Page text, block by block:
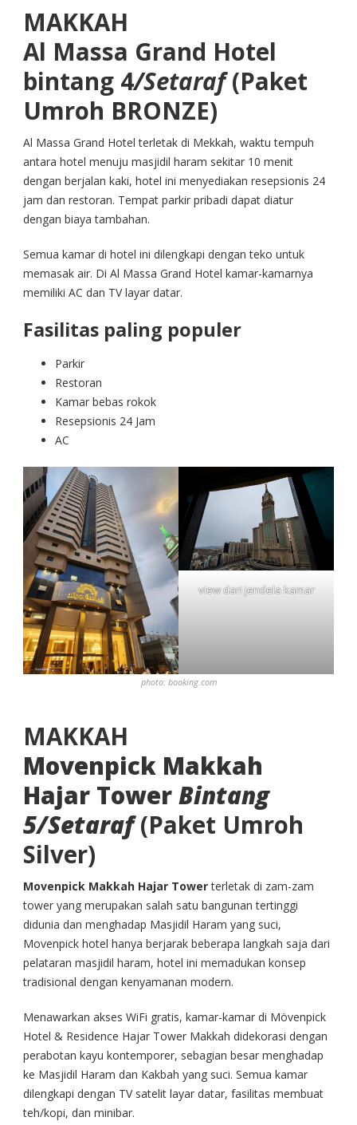
MAKKAH
Al Massa Grand Hotel
bintang 4/Setaraf (Paket
Umroh BRONZE)
Al Massa Grand Hotel terletak di Mekkah, waktu tempuh
antara hotel menuju masjidil haram sekitar 10 menit
dengan berjalan kaki, hotel ini menyediakan resepsionis 24
jam dan restoran. Tempat parkir pribadi dapat diatur
dengan biaya tambahan.
Semua kamar di hotel ini dilengkapi dengan teko untuk
memasak air. Di Al Massa Grand Hotel kamar-kamarnya
memiliki AC dan TV layar datar.
Fasilitas paling populer
Parkir
Restoran
Kamar bebas rokok
Resepsionis 24 Jam
AC
view dari jendela kamar
photo: booking.com
MAKKAH
Movenpick Makkah
Hajar TowerBintang
5/Setaraf (Paket Umroh
Silver)
Movenpick Makkah Hajar Towerterletak di zam-zam
tower yang merupakan salah satu bangunan tertinggi
didunia dan menghadap Masjidil Haram yang suci,
Movenpick hotel hanya berjarak beberapa langkah saja dari
pelataran masjidil haram, hotel ini memadukan konsep
tradisional dengan kenyamanan modern.
Menawarkan akses WiFi gratis, kamar-kamar di Mövenpick
Hotel & Residence Hajar Tower Makkah didekorasi dengan
perabotan kayu kontemporer, sebagian besar menghadap
ke Masjidil Haram dan Kakbah yang suci. Semua kamar
dilengkapi dengan TV satelit layar datar, fasilitas membuat
teh/kopi, dan minibar.